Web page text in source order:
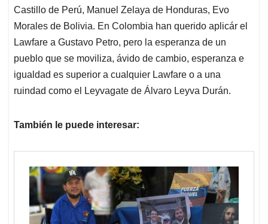
Castillo de Perú, Manuel Zelaya de Honduras, Evo
Morales de Bolivia. En Colombia han querido aplicár el
Lawfare a Gustavo Petro, pero la esperanza de un
pueblo que se moviliza, ávido de cambio, esperanza e
igualdad es superior a cualquier Lawfare o a una
ruindad como el Leyvagate de Álvaro Leyva Durán.
También le puede interesar: